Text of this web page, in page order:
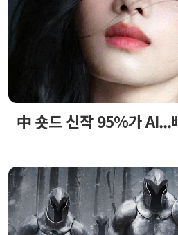
中 숏드 신작 95%가 AI...